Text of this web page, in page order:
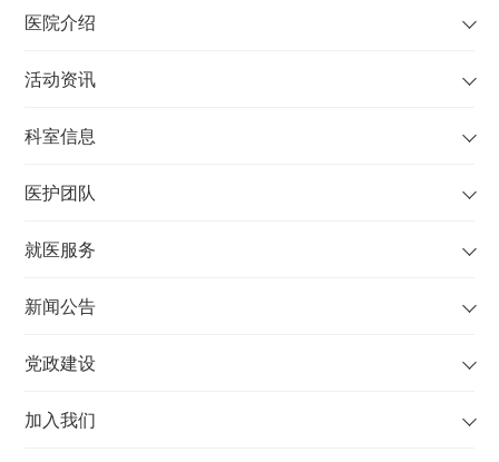
医院介绍
活动资讯
科室信息
医护团队
就医服务
新闻公告
党政建设
加入我们